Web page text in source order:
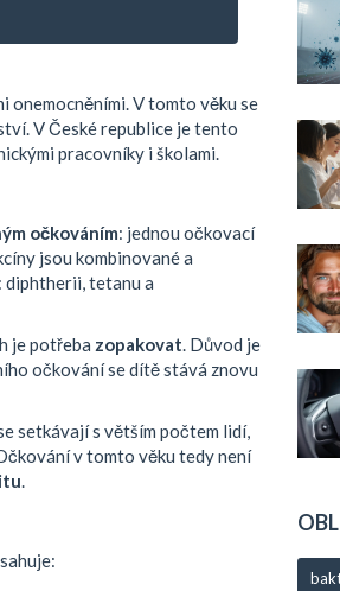
onemocněními. V tomto věku se
V České republice je tento
pracovníky i školami.
očkováním: jednou očkovací
jsou kombinované a
diphtherii, tetanu a
je potřeba zopakovat. Důvod je
očkování se dítě stává znovu
setkávají s větším počtem lidí,
v tomto věku tedy není
.